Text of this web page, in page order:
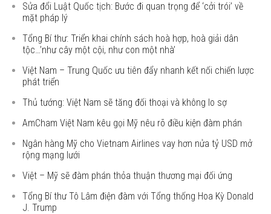
Sửa đổi Luật Quốc tịch: Bước đi quan trọng để ‘cởi trói’ về
mặt pháp lý
Tổng Bí thư: Triển khai chính sách hoà hợp, hoà giải dân
tộc…’như cây một cội, như con một nhà’
Việt Nam – Trung Quốc ưu tiên đẩy nhanh kết nối chiến lược
phát triển
Thủ tướng: Việt Nam sẽ tăng đối thoại và không lo sợ
AmCham Việt Nam kêu gọi Mỹ nêu rõ điều kiện đàm phán
Ngân hàng Mỹ cho Vietnam Airlines vay hơn nửa tỷ USD mở
rộng mạng lưới
Việt – Mỹ sẽ đàm phán thỏa thuận thương mại đối ứng
Tổng Bí thư Tô Lâm điện đàm với Tổng thống Hoa Kỳ Donald
J. Trump